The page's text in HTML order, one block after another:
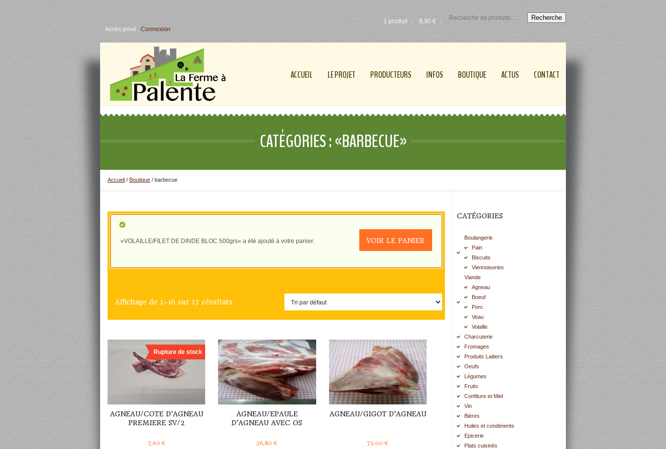
Accès privé : Connexion
1 produit 8,90 € Recherche
ACCUEIL LE PROJET PRODUCTEURS INFOS BOUTIQUE ACTUS CONTACT
CATÉGORIES : «BARBECUE»
Accueil / Boutique / barbecue
«VOLAILLE/FILET DE DINDE BLOC 500grs» a été ajouté à votre panier. VOIR LE PANIER
Affichage de 1–16 sur 17 résultats
Rupture de stock
DÉTAILS
AGNEAU/COTE D’AGNEAU
PREMIERE SV/2
7,60 €
DÉTAILS
AGNEAU/EPAULE
D’AGNEAU AVEC OS
36,80€
DÉTAILS
AGNEAU/GIGOT D’AGNEAU
72,00€
CATÉGORIES
Boulangerie
Pain
Biscuits
Viennoiseries
Viande
Agneau
Boeuf
Porc
Veau
Volaille
Charcuterie
Fromages
Produits Laitiers
Oeufs
Légumes
Fruits
Confiture et Miel
Vin
Bières
Huiles et condiments
Epicerie
Plats cuisinés